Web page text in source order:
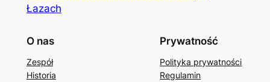
Łazach
O nas
Zespół
Historia
Prywatność
Polityka prywatności
Regulamin